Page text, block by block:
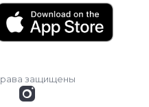
защищены